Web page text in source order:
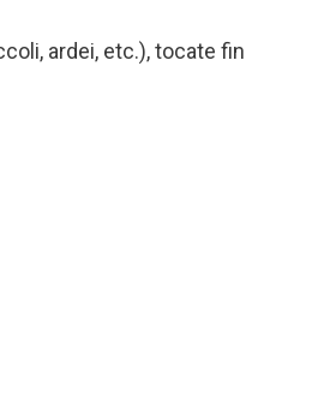
ardei, etc.), tocate fin